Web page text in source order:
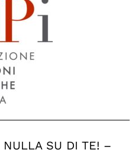
NULLA SU DI TE! –